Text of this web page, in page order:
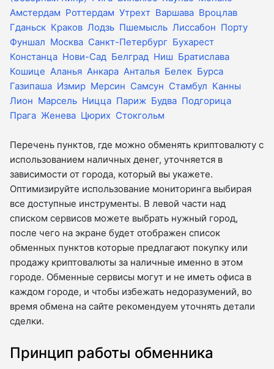
Амстердам Роттердам Утрехт Варшава Вроцлав
Гданьск Краков Лодзь Пшемысль Лиссабон Порту
Фуншал Москва Санкт-Петербург Бухарест
Констанца Нови-Сад Белград Ниш Братислава
Кошице Аланья Анкара Анталья Белек Бурса
Газипаша Измир Мерсин Самсун Стамбул Канны
Лион Марсель Ницца Париж Будва Подгорица
Прага Женева Цюрих Стокгольм
Перечень пунктов, где можно обменять криптовалюту с
использованием наличных денег, уточняется в
зависимости от города, который вы укажете.
Оптимизируйте использование мониторинга выбирая
все доступные инструменты. В левой части над
списком сервисов можете выбрать нужный город,
после чего на экране будет отображен список
обменных пунктов которые предлагают покупку или
продажу криптовалюты за наличные именно в этом
городе. Обменные сервисы могут и не иметь офиса в
каждом городе, и чтобы избежать недоразумений, во
время обмена на сайте рекомендуем уточнять детали
сделки.
Принцип работы обменника